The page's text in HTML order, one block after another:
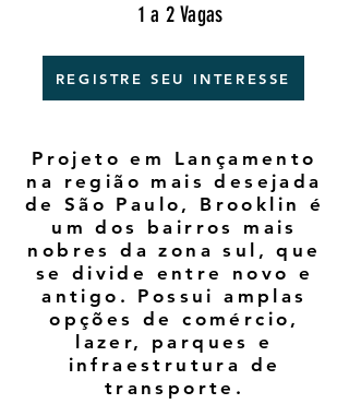
1 a 2 Vagas
REGISTRE SEU INTERESSE
Projeto em Lançamento
na região mais desejada
de São Paulo, Brooklin é
um dos bairros mais
nobres da zona sul, que
se divide entre novo e
antigo. Possui amplas
opções de comércio,
lazer, parques e
infraestrutura de
transporte.